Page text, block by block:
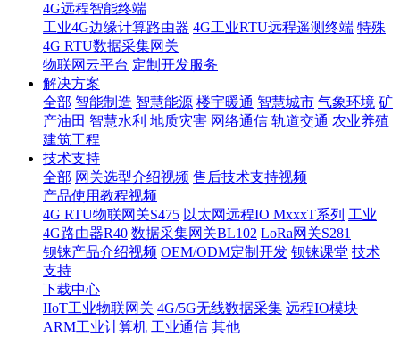
4G远程智能终端
工业4G边缘计算路由器 4G工业RTU远程遥测终端 特殊
4G RTU数据采集网关
物联网云平台 定制开发服务
解决方案
全部 智能制造 智慧能源 楼宇暖通 智慧城市 气象环境 矿
产油田 智慧水利 地质灾害 网络通信 轨道交通 农业养殖
建筑工程
技术支持
全部 网关选型介绍视频 售后技术支持视频
产品使用教程视频
4G RTU物联网关S475 以太网远程IO MxxxT系列 工业
4G路由器R40 数据采集网关BL102 LoRa网关S281
钡铼产品介绍视频 OEM/ODM定制开发 钡铼课堂 技术
支持
下载中心
IIoT工业物联网关 4G/5G无线数据采集 远程IO模块
ARM工业计算机 工业通信 其他